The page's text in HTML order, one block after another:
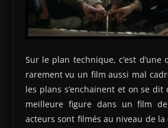
Sur le plan technique, c’est d’une
rarement vu un film aussi mal
les plans s’enchainent et on se dit
meilleure figure dans un film
acteurs sont filmés au niveau de